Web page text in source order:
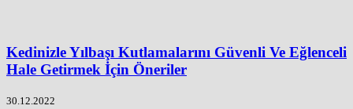
Kedinizle Yılbaşı Kutlamalarını Güvenli Ve Eğlenceli
Hale Getirmek İçin Öneriler
30.12.2022